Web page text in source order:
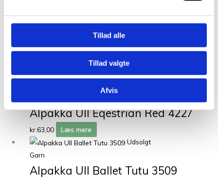
Tillad alle
Tillad valgte
Afvis
kr.63,00 Læs mere
Alpakka Ull Rumba Red 4255
Alpakka Ull Eqestrian Red 4227
kr.63,00
Læs mere
Udsolgt
Garn
Alpakka Ull Ballet Tutu 3509